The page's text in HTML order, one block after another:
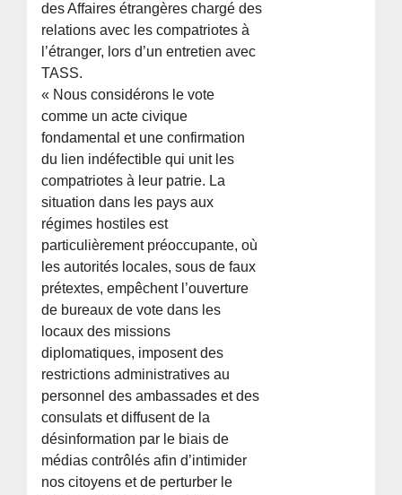
des Affaires étrangères chargé des
relations avec les compatriotes à
l’étranger, lors d’un entretien avec
TASS.
« Nous considérons le vote
comme un acte civique
fondamental et une confirmation
du lien indéfectible qui unit les
compatriotes à leur patrie. La
situation dans les pays aux
régimes hostiles est
particulièrement préoccupante, où
les autorités locales, sous de faux
prétextes, empêchent l’ouverture
de bureaux de vote dans les
locaux des missions
diplomatiques, imposent des
restrictions administratives au
personnel des ambassades et des
consulats et diffusent de la
désinformation par le biais de
médias contrôlés afin d’intimider
nos citoyens et de perturber le